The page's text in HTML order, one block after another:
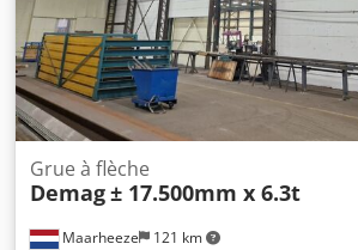
Maarheeze 121 km
Grue à flèche
Demag± 17.500mm x 6.3t